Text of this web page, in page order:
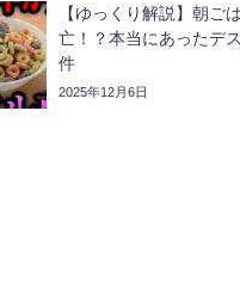
【ゆっくり解説】朝ご
亡！？本当にあったデ
件
2025年12月6日